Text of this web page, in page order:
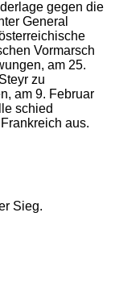
gegen die
General
Vormarsch
am 25.
zu
am 9. Februar
schied
aus.
Sieg.